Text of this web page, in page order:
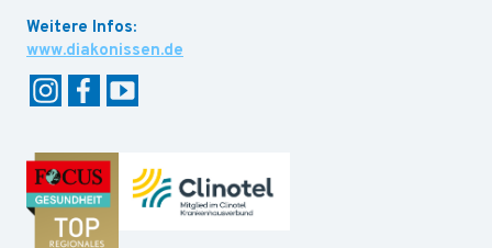
www.diakonissen.de